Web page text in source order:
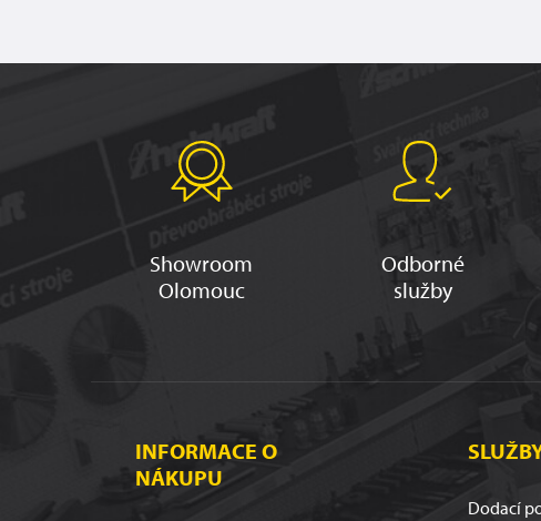
Showroom
Olomouc
Odborné
služby
INFORMACE O
NÁKUPU
Dodací